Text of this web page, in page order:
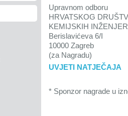
Upravnom odboru
HRVATSKOG
KEMIJSKIH
Berislavićeva 6/I
10000 Zagreb
(za Nagradu)
UVJETI NATJEČAJA
* Sponzor nagrade u